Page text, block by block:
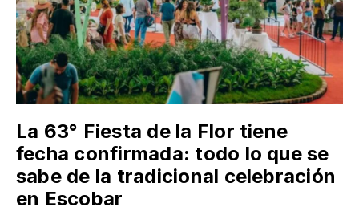
La 63° Fiesta de la Flor tiene
fecha confirmada: todo lo que se
sabe de la tradicional celebración
en Escobar